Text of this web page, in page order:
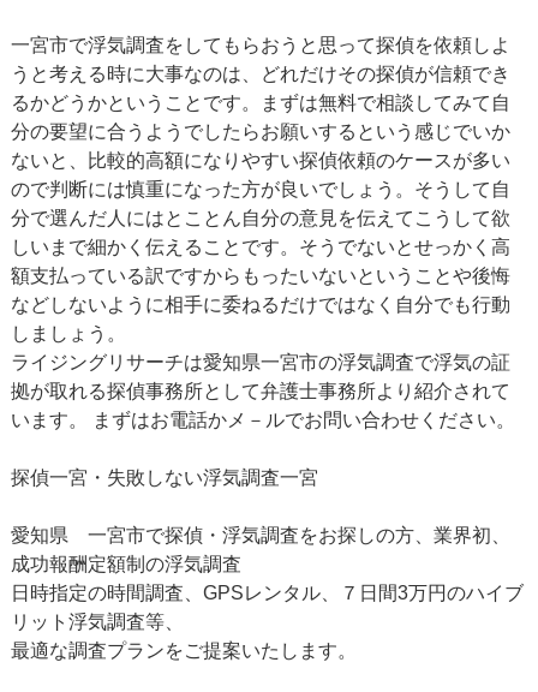
一宮市で浮気調査をしてもらおうと思って探偵を依頼しよ
うと考える時に大事なのは、どれだけその探偵が信頼でき
るかどうかということです。まずは無料で相談してみて自
分の要望に合うようでしたらお願いするという感じでいか
ないと、比較的高額になりやすい探偵依頼のケースが多い
ので判断には慎重になった方が良いでしょう。そうして自
分で選んだ人にはとことん自分の意見を伝えてこうして欲
しいまで細かく伝えることです。そうでないとせっかく高
額支払っている訳ですからもったいないということや後悔
などしないように相手に委ねるだけではなく自分でも行動
しましょう。
ライジングリサーチは愛知県一宮市の浮気調査で浮気の証
拠が取れる探偵事務所として弁護士事務所より紹介されて
います。 まずはお電話かメ－ルでお問い合わせください。
探偵一宮・失敗しない浮気調査一宮
愛知県 一宮市で探偵・浮気調査をお探しの方、業界初、
成功報酬定額制の浮気調査
日時指定の時間調査、GPSレンタル、７日間3万円のハイブ
リット浮気調査等、
最適な調査プランをご提案いたします。